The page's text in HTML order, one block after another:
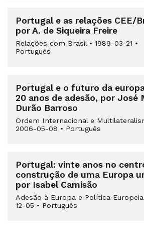
Portugal e as relações CEE/
por A. de Siqueira Freire
Relações com Brasil • 1989-03-21 •
Português
Portugal e o futuro da
20 anos de adesão, por José
Durão Barroso
Ordem Internacional e
2006-05-08 • Português
Portugal: vinte anos no
construção de uma Europa
por Isabel Camisão
Adesão à Europa e Política Europeia
12-05 • Português